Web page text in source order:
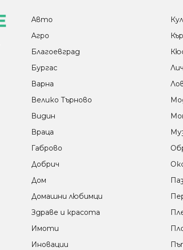
Авто
Агро
Благоевград
Бургас
Варна
Велико Търново
Видин
Враца
Габрово
Добрич
Дом
Домашни любимци
Здраве и красота
Имоти
Иновации